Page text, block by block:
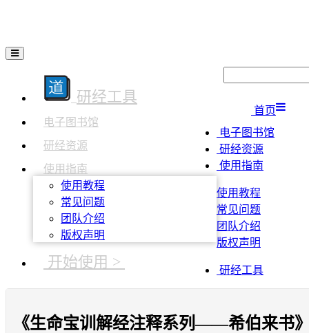
研经工具
电子图书馆
研经资源
使用指南
使用教程
常见问题
团队介绍
版权声明
开始使用 >
首页
电子图书馆
研经资源
使用指南
使用教程
常见问题
团队介绍
版权声明
研经工具
《生命宝训解经注释系列——希伯来书